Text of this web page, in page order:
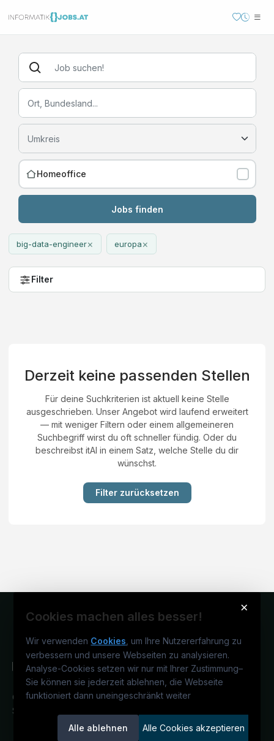
Homeoffice
Jobs finden
big-data-engineer× europa×
Filter
Derzeit keine passenden Stellen
Für deine Suchkriterien ist aktuell keine Stelle
ausgeschrieben. Unser Angebot wird laufend erweitert
— mit weniger Filtern oder einem allgemeineren
Suchbegriff wirst du oft schneller fündig. Oder du
beschreibst itAI in einem Satz, welche Stelle du dir
wünschst.
Filter zurücksetzen
×
Cookies machen alles besser!
Wir verwenden Cookies , um Ihre Nutzererfahrung zu
verbessern und unsere Webseiten zu analysieren.
Analyse-Cookies setzen wir nur mit Ihrer Zustimmung–
Sie können sie jederzeit ablehnen, die Webseite
funktioniert dann uneingeschränkt weiter
Alle ablehnen Alle Cookies akzeptieren
Österreichs IT-Karriereportal.Ein
Service der candidatis GmbH.